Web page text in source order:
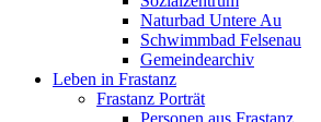
Naturbad Untere Au
Schwimmbad Felsenau
Gemeindearchiv
Leben in Frastanz
Frastanz Porträt
Personen aus Frastanz